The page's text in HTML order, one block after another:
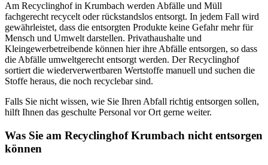
Am Recyclinghof in Krumbach werden Abfälle und Müll
fachgerecht recycelt oder rückstandslos entsorgt. In jedem Fall wird
gewährleistet, dass die entsorgten Produkte keine Gefahr mehr für
Mensch und Umwelt darstellen. Privathaushalte und
Kleingewerbetreibende können hier ihre Abfälle entsorgen, so dass
die Abfälle umweltgerecht entsorgt werden. Der Recyclinghof
sortiert die wiederverwertbaren Wertstoffe manuell und suchen die
Stoffe heraus, die noch recyclebar sind.
Falls Sie nicht wissen, wie Sie Ihren Abfall richtig entsorgen sollen,
hilft Ihnen das geschulte Personal vor Ort gerne weiter.
Was Sie am Recyclinghof Krumbach nicht entsorgen
können